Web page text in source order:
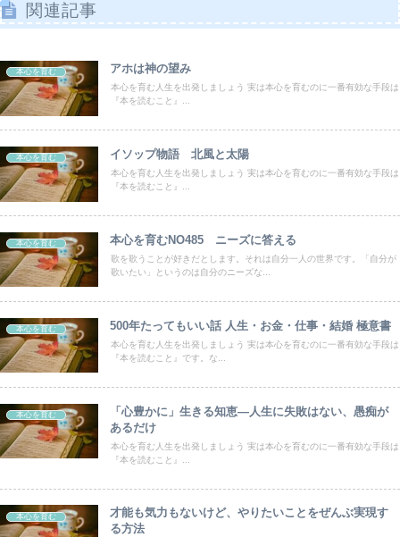
関連記事
本心を育む アホは神の望み
本心を育む人生を出発しましょう 実は本心を育むのに一番有効な手段は
『本を読むこと』...
本心を育む イソップ物語 北風と太陽
本心を育む人生を出発しましょう 実は本心を育むのに一番有効な手段は
『本を読むこと』...
本心を育む 本心を育むNO485 ニーズに答える
歌を歌うことが好きだとします。それは自分一人の世界です。「自分が
歌いたい」というのは自分のニーズな...
本心を育む 500年たってもいい話 人生・お金・仕事・結婚 極意書
本心を育む人生を出発しましょう 実は本心を育むのに一番有効な手段は
『本を読むこと』です。な...
本心を育む
「心豊かに」生きる知恵―人生に失敗はない、愚痴が
あるだけ
本心を育む人生を出発しましょう 実は本心を育むのに一番有効な手段は
『本を読むこと』...
本心を育む
才能も気力もないけど、やりたいことをぜんぶ実現す
る方法